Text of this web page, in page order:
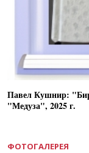
Павел Кушнир:
"Медуза", 2025 г.
ФОТОГАЛЕРЕЯ